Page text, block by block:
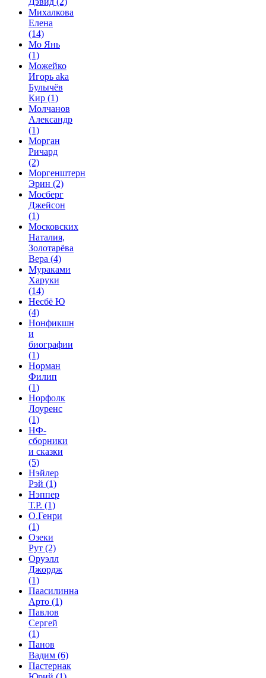
Михалкова
Елена
(14)
Мо Янь
(1)
Можейко
Игорь aka
Булычёв
Кир (1)
Молчанов
Александр
(1)
Морган
Ричард
(2)
Моргенштерн
Эрин (2)
Мосберг
Джейсон
(1)
Московских
Наталия,
Золотарёва
Вера (4)
Мураками
Харуки
(14)
Несбё Ю
(4)
Нонфикшн
и
биографии
(1)
Норман
Филип
(1)
Норфолк
Лоуренс
(1)
НФ-
сборники
и сказки
(5)
Нэйлер
Рэй (1)
Нэппер
Т.Р. (1)
О.Генри
(1)
Озеки
Рут (2)
Оруэлл
Джордж
(1)
Паасилинна
Арто (1)
Павлов
Сергей
(1)
Панов
Вадим (6)
Пастернак